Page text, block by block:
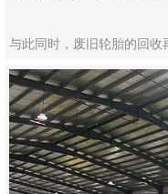
设
有
限
公
司
豫
与此同时，废旧轮胎的回收